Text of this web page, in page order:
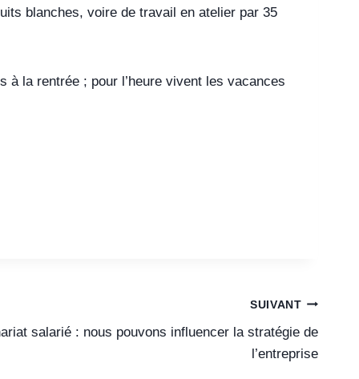
blanches, voire de travail en atelier par 35
la rentrée ; pour l’heure vivent les vacances
SUIVANT
salarié : nous pouvons influencer la stratégie de
l’entreprise